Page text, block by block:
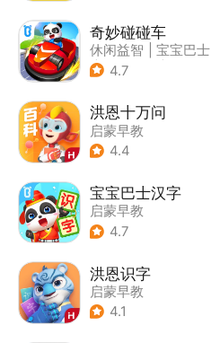
奇妙碰碰车
休闲益智
宝宝巴士
| 儿童游戏
4.7
洪恩十万问
启蒙早教
4.4
宝宝巴士汉字
启蒙早教
4.7
洪恩识字
启蒙早教
4.1